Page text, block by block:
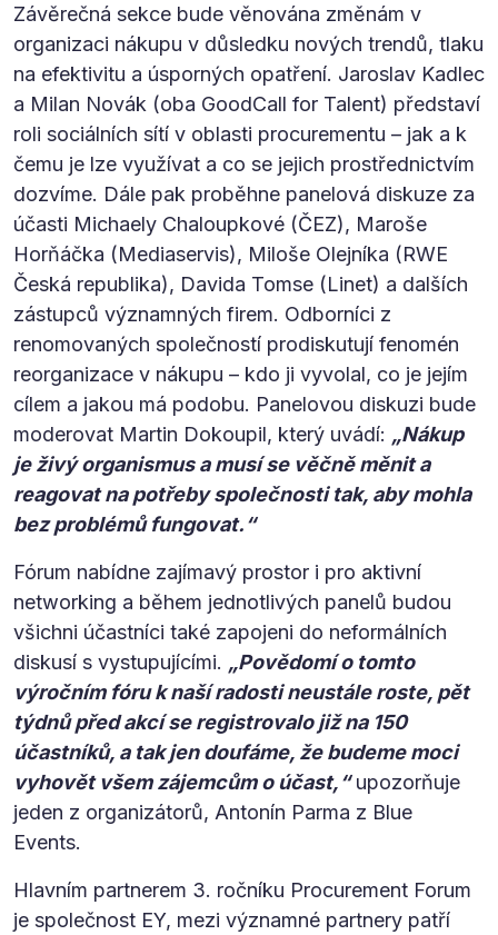
Závěrečná sekce bude věnována změnám v
organizaci nákupu v důsledku nových trendů, tlaku
na efektivitu a úsporných opatření. Jaroslav Kadlec
a Milan Novák (oba GoodCall for Talent) představí
roli sociálních sítí v oblasti procurementu – jak a k
čemu je lze využívat a co se jejich prostřednictvím
dozvíme. Dále pak proběhne panelová diskuze za
účasti Michaely Chaloupkové (ČEZ), Maroše
Horňáčka (Mediaservis), Miloše Olejníka (RWE
Česká republika), Davida Tomse (Linet) a dalších
zástupců významných firem. Odborníci z
renomovaných společností prodiskutují fenomén
reorganizace v nákupu – kdo ji vyvolal, co je jejím
cílem a jakou má podobu. Panelovou diskuzi bude
moderovat Martin Dokoupil, který uvádí: „Nákup
je živý organismus a musí se věčně měnit a
reagovat na potřeby společnosti tak, aby mohla
bez problémů fungovat.“
Fórum nabídne zajímavý prostor i pro aktivní
networking a během jednotlivých panelů budou
všichni účastníci také zapojeni do neformálních
diskusí s vystupujícími. „Povědomí o tomto
výročním fóru k naší radosti neustále roste, pět
týdnů před akcí se registrovalo již na 150
účastníků, a tak jen doufáme, že budeme moci
vyhovět všem zájemcům o účast,“upozorňuje
jeden z organizátorů, Antonín Parma z Blue
Events.
Hlavním partnerem 3. ročníku Procurement Forum
je společnost EY, mezi významné partnery patří